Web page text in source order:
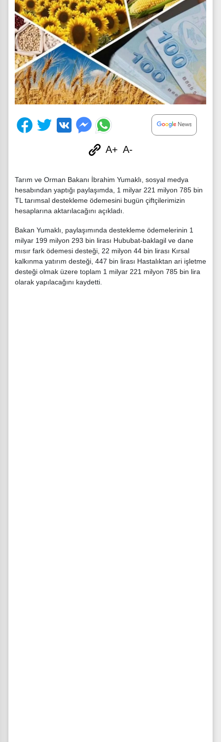
A+ A-
Tarım ve Orman Bakanı İbrahim Yumaklı, sosyal medya
hesabından yaptığı paylaşımda, 1 milyar 221 milyon 785 bin
TL tarımsal destekleme ödemesini bugün çiftçilerimizin
hesaplarına aktarılacağını açıkladı.
Bakan Yumaklı, paylaşımında destekleme ödemelerinin 1
milyar 199 milyon 293 bin lirası Hububat-baklagil ve dane
mısır fark ödemesi desteği, 22 milyon 44 bin lirası Kırsal
kalkınma yatırım desteği, 447 bin lirası Hastalıktan ari işletme
desteği olmak üzere toplam 1 milyar 221 milyon 785 bin lira
olarak yapılacağını kaydetti.